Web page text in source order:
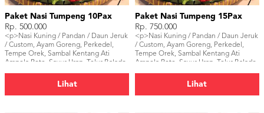
Paket Nasi Tumpeng 10Pax
Rp. 500.000
<p>Nasi Kuning / Pandan / Daun Jeruk
/ Custom, Ayam Goreng, Perkedel,
Tempe Orek, Sambal Kentang Ati
Ampela Pete, Sayur Urap, Telur Balado.
Lihat
Paket Nasi Tumpeng 15Pax
Rp. 750.000
<p>Nasi Kuning / Pandan / Daun Jeruk
/ Custom, Ayam Goreng, Perkedel,
Tempe Orek, Sambal Kentang Ati
Ampela Pete, Sayur Urap, Telur Balado.
Lihat